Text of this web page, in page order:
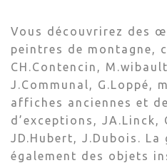
Vous découvrirez des
peintres de montagne,
CH.Contencin,
J.Communal, G.Loppé,
affiches anciennes et
d’exceptions, JA.Linck,
JD.Hubert, J.Dubois.
également des objets